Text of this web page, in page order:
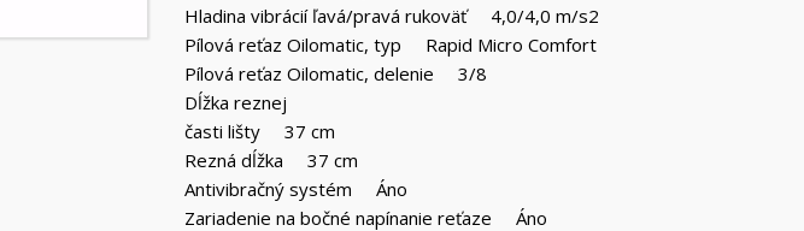
Hladina vibrácií ľavá/pravá rukoväť 4,0/4,0 m/s2
Pílová reťaz Oilomatic, typ Rapid Micro Comfort
Pílová reťaz Oilomatic, delenie 3/8
Dĺžka reznej
časti lišty 37 cm
Rezná dĺžka 37 cm
Antivibračný systém Áno
Zariadenie na bočné napínanie reťaze Áno